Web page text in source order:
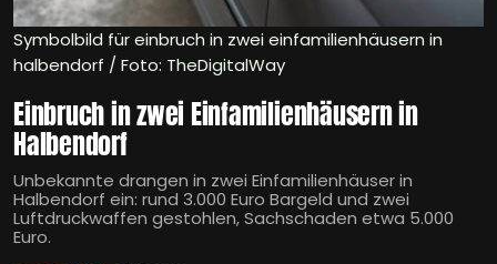
Symbolbild für einbruch in zwei einfamilienhäusern in
halbendorf / Foto: TheDigitalWay
Einbruch in zwei Einfamilienhäusern in
Halbendorf
Unbekannte drangen in zwei Einfamilienhäuser in
Halbendorf ein: rund 3.000 Euro Bargeld und zwei
Luftdruckwaffen gestohlen, Sachschaden etwa 5.000
Euro.